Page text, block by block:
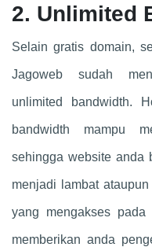
2. Unlimited
Selain gratis domain,
Jagoweb sudah
unlimited bandwidth.
bandwidth mampu
sehingga website anda
menjadi lambat
yang mengakses
memberikan anda